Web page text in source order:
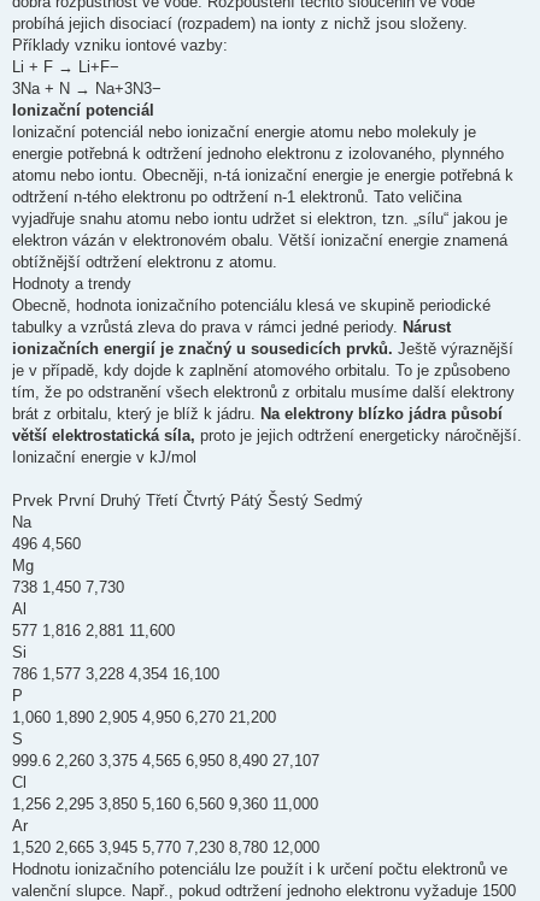
probíhá jejich disociací (rozpadem) na ionty z nichž jsou složeny.
Příklady vzniku iontové vazby:
Li + F → Li+F−
3Na + N → Na+3N3−
Ionizační potenciál
Ionizační potenciál nebo ionizační energie atomu nebo molekuly je
energie potřebná k odtržení jednoho elektronu z izolovaného, plynného
atomu nebo iontu. Obecněji, n-tá ionizační energie je energie potřebná k
odtržení n-tého elektronu po odtržení n-1 elektronů. Tato veličina
vyjadřuje snahu atomu nebo iontu udržet si elektron, tzn. „sílu“ jakou je
elektron vázán v elektronovém obalu. Větší ionizační energie znamená
obtížnější odtržení elektronu z atomu.
Hodnoty a trendy
Obecně, hodnota ionizačního potenciálu klesá ve skupině periodické
tabulky a vzrůstá zleva do prava v rámci jedné periody. Nárust
ionizačních energií je značný u sousedicích prvků. Ještě výraznější
je v případě, kdy dojde k zaplnění atomového orbitalu. To je způsobeno
tím, že po odstranění všech elektronů z orbitalu musíme další elektrony
brát z orbitalu, který je blíž k jádru.
Na elektrony blízko jádra působí
větší elektrostatická síla, proto je jejich odtržení energeticky náročnější.
Ionizační energie v kJ/mol
Prvek První Druhý Třetí Čtvrtý Pátý Šestý Sedmý
Na
496 4,560
Mg
738 1,450 7,730
Al
577 1,816 2,881 11,600
Si
786 1,577 3,228 4,354 16,100
P
1,060 1,890 2,905 4,950 6,270 21,200
S
999.6 2,260 3,375 4,565 6,950 8,490 27,107
Cl
1,256 2,295 3,850 5,160 6,560 9,360 11,000
Ar
1,520 2,665 3,945 5,770 7,230 8,780 12,000
Hodnotu ionizačního potenciálu lze použít i k určení počtu elektronů ve
valenční slupce. Např., pokud odtržení jednoho elektronu vyžaduje 1500